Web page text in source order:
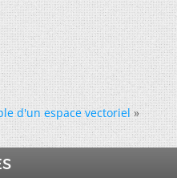
d'un espace vectoriel »